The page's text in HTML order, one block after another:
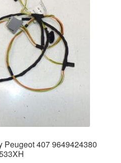
Peugeot 407 9649424380